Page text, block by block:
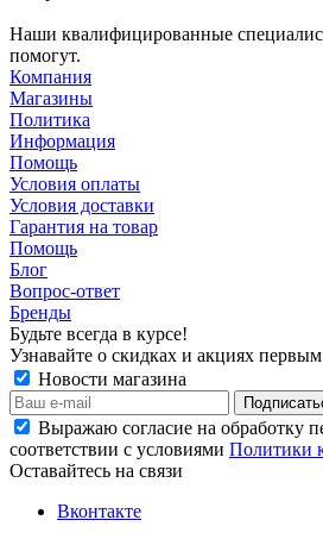
Наши квалифицированные
помогут.
Компания
Магазины
Политика
Информация
Помощь
Условия оплаты
Условия доставки
Гарантия на товар
Помощь
Блог
Вопрос-ответ
Бренды
Будьте всегда в курсе!
Узнавайте о скидках и акциях первым
Новости магазина
Выражаю согласие на обработку
соответствии с условиями Политики
Оставайтесь на связи
Вконтакте